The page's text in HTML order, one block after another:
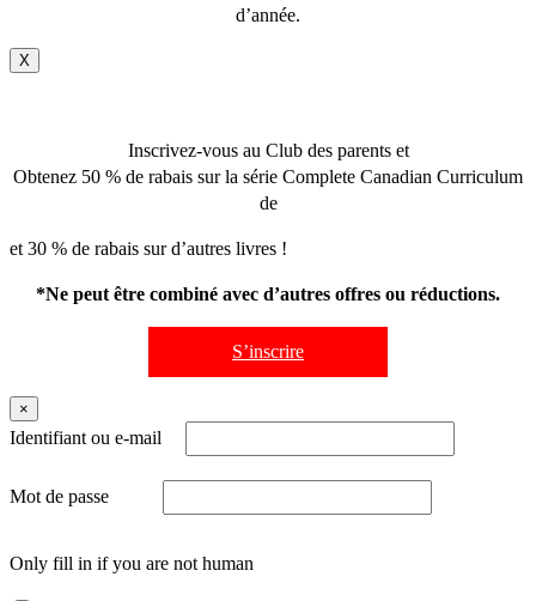
d’année.
X
Inscrivez-vous au Club des parents et
Obtenez 50 % de rabais sur la série Complete Canadian Curriculum
de
et 30 % de rabais sur d’autres livres !
*Ne peut être combiné avec d’autres offres ou réductions.
S’inscrire
×
Identifiant ou e-mail
Mot de passe
Only fill in if you are not human